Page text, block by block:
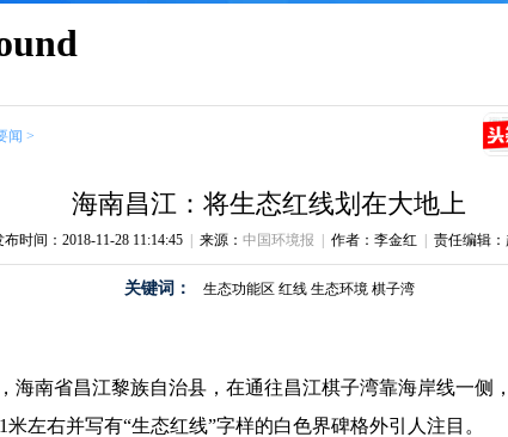
闻 >
海南昌江：将生态红线划在大地上
布时间：2018-11-28 11:14:45| 来源： 中国环境报 作者：李金红 责任编辑
关键词： 生态功能区 红线 生态环境 棋子湾
海南省昌江黎族自治县，在通往昌江棋子湾靠海岸线一侧
米左右并写有“生态红线”字样的白色界碑格外引人注目。